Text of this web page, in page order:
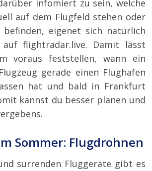
infomiert zu sein, welche
auf dem Flugfeld stehen oder
eigenet sich natürlich
flightradar.live. Damit lässt
voraus feststellen, wann ein
gerade einen Flughafen
hat und bald in Frankfurt
kannst du besser planen und
Sommer: Flugdrohnen
surrenden Fluggeräte gibt es